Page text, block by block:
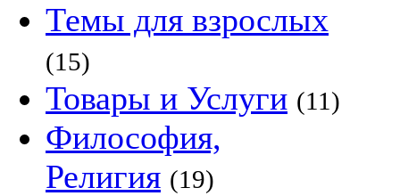
Темы для взрослых
(15)
Товары и Услуги (11)
Философия,
Религия (19)